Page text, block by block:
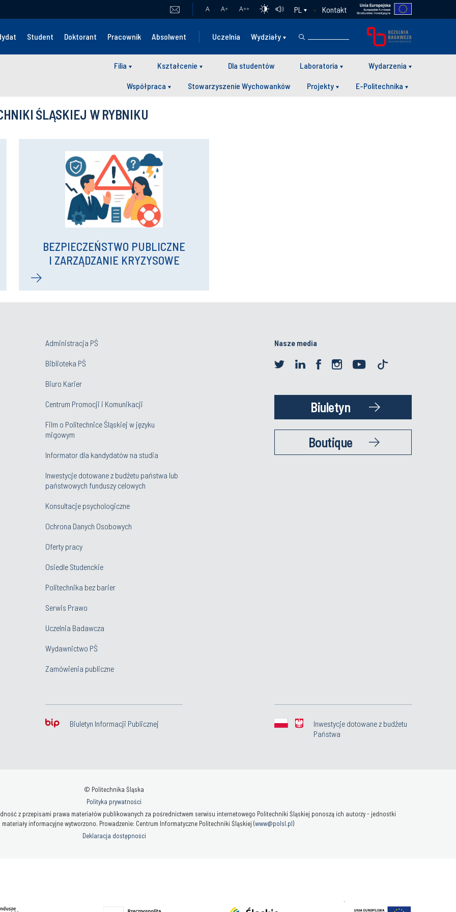
A A+ A++ PL Kontakt
Student Doktorant Pracownik Absolwent Uczelnia Wydziały
Filia Kształcenie Dla studentów Laboratoria Wydarzenia
Współpraca Stowarzyszenie Wychowanków Projekty E-Politechnika
ŚLĄSKIEJ W RYBNIKU
BEZPIECZEŃSTWO PUBLICZNE
I ZARZĄDZANIE KRYZYSOWE
Administracja PŚ
Biblioteka PŚ
Biuro Karier
Centrum Promocji i Komunikacji
Film o Politechnice Śląskiej w języku
migowym
Informator dla kandydatów na studia
Inwestycje dotowane z budżetu państwa lub
państwowych funduszy celowych
Konsultacje psychologiczne
Ochrona Danych Osobowych
Oferty pracy
Osiedle Studenckie
Politechnika bez barier
Serwis Prawo
Uczelnia Badawcza
Wydawnictwo PŚ
Zamówienia publiczne
Nasze media
Biuletyn
Boutique
Biuletyn Informacji Publicznej
Inwestycje dotowane z budżetu
Państwa
© Politechnika Śląska
Polityka prywatności
z przepisami prawa materiałów publikowanych za pośrednictwem serwisu internetowego Politechniki Śląskiej ponoszą ich autorzy - jednostki
informacyjne wytworzono. Prowadzenie: Centrum Informatyczne Politechniki Śląskiej (www@polsl.pl)
Deklaracja dostępności